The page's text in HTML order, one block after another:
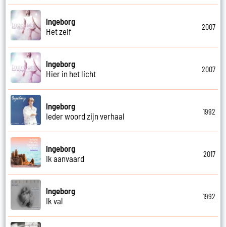
Ingeborg
Het zelf
2007
Ingeborg
Hier in het licht
2007
Ingeborg
Ieder woord zijn verhaal
1992
Ingeborg
Ik aanvaard
2017
Ingeborg
Ik val
1992